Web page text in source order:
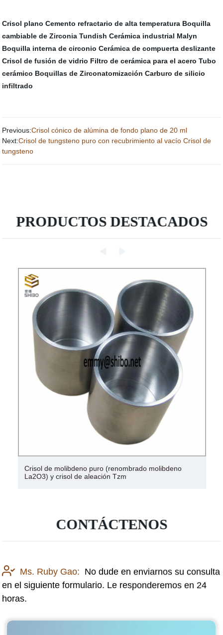
Crisol plano Cemento refractario de alta temperatura Boquilla
cambiable de Zirconia Tundish Cerámica industrial Malyn
Boquilla interna de circonio Cerámica de compuerta deslizante
Crisol de fusión de vidrio Filtro de cerámica para el acero Tubo
cerámico Boquillas de Zirconatomización Carburo de silicio
infiltrado
Previous:Crisol cónico de alúmina de fondo plano de 20 ml
Next:Crisol de tungsteno puro con recubrimiento al vacío Crisol de
tungsteno
PRODUCTOS DESTACADOS
Crisol de molibdeno puro (renombrado molibdeno
La2O3) y crisol de aleación Tzm
CONTÁCTENOS
Ms. Ruby Gao: No dude en enviarnos su consulta
en el siguiente formulario. Le responderemos en 24
horas.